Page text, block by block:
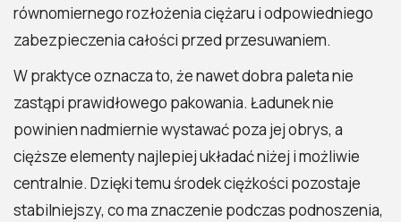
równomiernego rozłożenia ciężaru i odpowiedniego
zabezpieczenia całości przed przesuwaniem.
W praktyce oznacza to, że nawet dobra paleta nie
zastąpi prawidłowego pakowania. Ładunek nie
powinien nadmiernie wystawać poza jej obrys, a
cięższe elementy najlepiej układać niżej i możliwie
centralnie. Dzięki temu środek ciężkości pozostaje
stabilniejszy, co ma znaczenie podczas podnoszenia,